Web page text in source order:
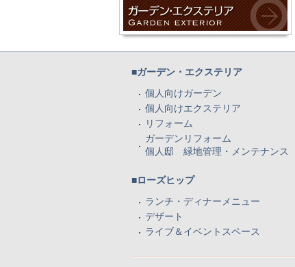
■ガーデン・エクステリア
個人向けガーデン
個人向けエクステリア
リフォーム
ガーデンリフォーム
個人邸 緑地管理・メンテナンス
■ローズヒップ
ランチ・ディナーメニュー
デザート
ライブ＆イベントスペース